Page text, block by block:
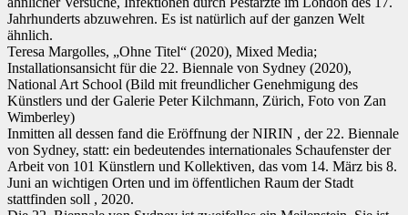
Jahrhunderts abzuwehren. Es ist natürlich auf der ganzen Welt
ähnlich.
Teresa Margolles, „Ohne Titel“ (2020), Mixed Media;
Installationsansicht für die 22. Biennale von Sydney (2020),
National Art School (Bild mit freundlicher Genehmigung des
Künstlers und der Galerie Peter Kilchmann, Zürich, Foto von Zan
Wimberley)
Inmitten all dessen fand die Eröffnung der NIRIN , der 22. Biennale
von Sydney, statt: ein bedeutendes internationales Schaufenster der
Arbeit von 101 Künstlern und Kollektiven, das vom 14. März bis 8.
Juni an wichtigen Orten und im öffentlichen Raum der Stadt
stattfinden soll , 2020.